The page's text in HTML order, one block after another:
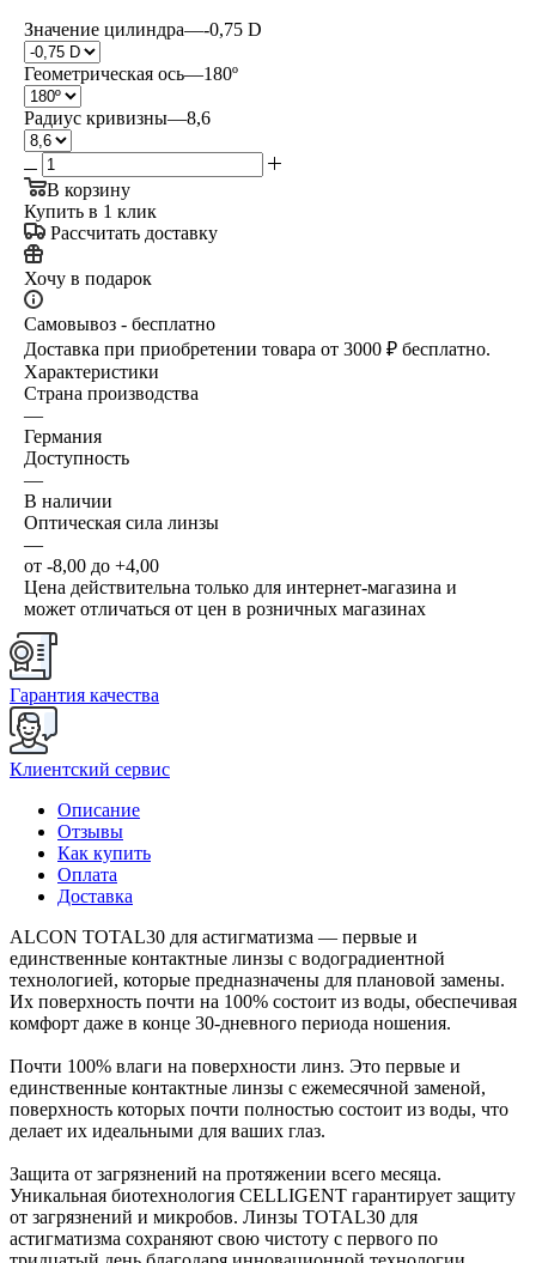
Значение цилиндра—-0,75 D
Геометрическая ось—180º
Радиус кривизны—8,6
В корзину
Купить в 1 клик
Рассчитать доставку
Хочу в подарок
Самовывоз - бесплатно
Доставка при приобретении товара от 3000 ₽ бесплатно.
Характеристики
Страна производства
—
Германия
Доступность
—
В наличии
Оптическая сила линзы
—
от -8,00 до +4,00
Цена действительна только для интернет-магазина и
может отличаться от цен в розничных магазинах
Гарантия качества
Клиентский сервис
Описание
Отзывы
Как купить
Оплата
Доставка
ALCON TOTAL30 для астигматизма — первые и
единственные контактные линзы с водоградиентной
технологией, которые предназначены для плановой замены.
Их поверхность почти на 100% состоит из воды, обеспечивая
комфорт даже в конце 30-дневного периода ношения.
Почти 100% влаги на поверхности линз. Это первые и
единственные контактные линзы с ежемесячной заменой,
поверхность которых почти полностью состоит из воды, что
делает их идеальными для ваших глаз.
Защита от загрязнений на протяжении всего месяца.
Уникальная биотехнология CELLIGENT гарантирует защиту
от загрязнений и микробов. Линзы TOTAL30 для
астигматизма сохраняют свою чистоту с первого по